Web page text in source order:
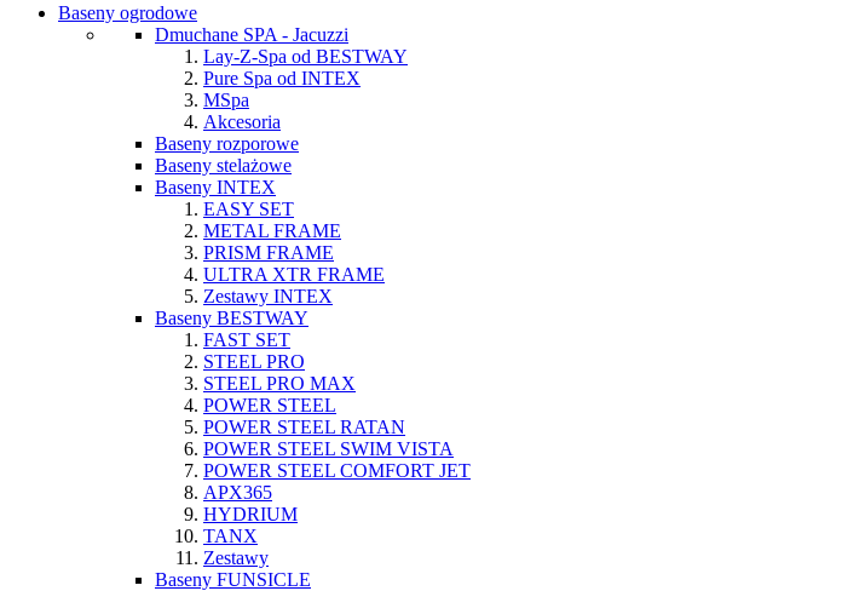
Baseny ogrodowe
Dmuchane SPA - Jacuzzi
Lay-Z-Spa od BESTWAY
Pure Spa od INTEX
MSpa
Akcesoria
Baseny rozporowe
Baseny stelażowe
Baseny INTEX
EASY SET
METAL FRAME
PRISM FRAME
ULTRA XTR FRAME
Zestawy INTEX
Baseny BESTWAY
FAST SET
STEEL PRO
STEEL PRO MAX
POWER STEEL
POWER STEEL RATAN
POWER STEEL SWIM VISTA
POWER STEEL COMFORT JET
APX365
HYDRIUM
TANX
Zestawy
Baseny FUNSICLE